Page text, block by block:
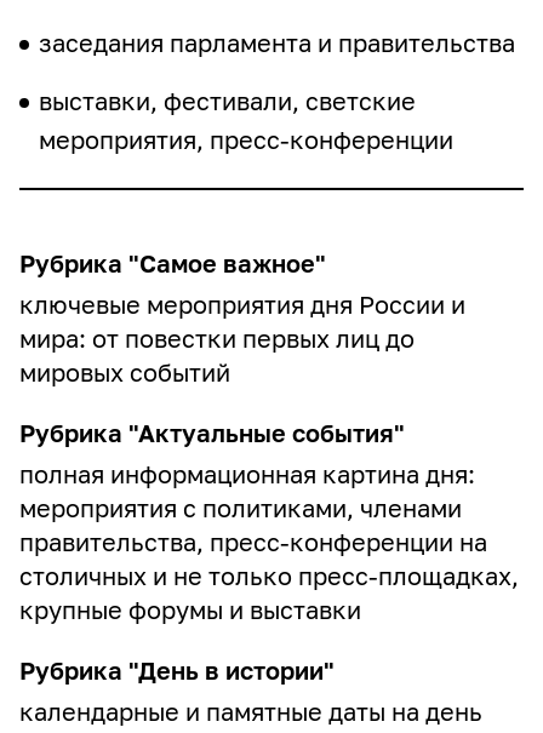
сПолитикой конфиденциальности
Федеральному Государственному
Унитарному Предприятию
«Международное информационное
расположенному по адресу: Россия,
119021, г. Москва, Зубовский бульвар,
д. 4.
Даю согласие на получение
информационных сообщений и
рекламы на адрес электронной почты
и обработку моих персональных
данных в указанных целях
заседания парламента и правительства
выставки, фестивали, светские
мероприятия, пресс-конференции
Рубрика "Самое важное"
ключевые мероприятия дня России и
мира: от повестки первых лиц до
мировых событий
Рубрика "Актуальные события"
полная информационная картина дня:
мероприятия с политиками, членами
правительства, пресс-конференции на
столичных и не только пресс-площадках,
крупные форумы и выставки
Рубрика "День в истории"
календарные и памятные даты на день